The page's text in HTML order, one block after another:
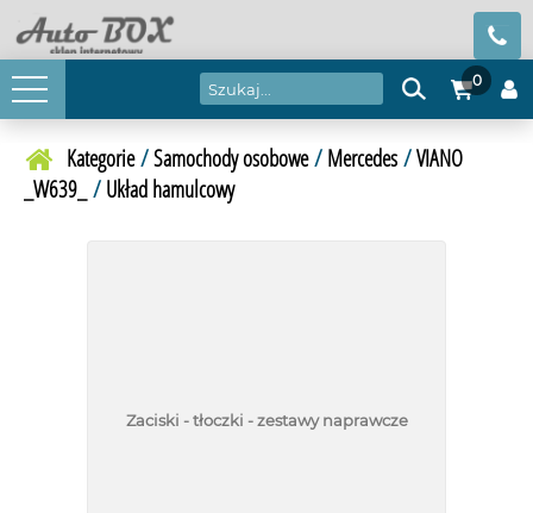
0
Kategorie/Samochody osobowe/ Mercedes/VIANO
_W639_ / Układ hamulcowy
Zaciski - tłoczki - zestawy naprawcze